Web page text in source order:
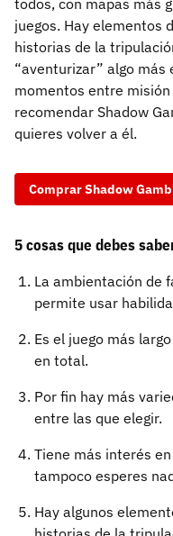
juegos. Hay elementos
historias de la
“aventurizar” algo
momentos entre
recomendar Shadow
quieres volver a él.
Comprar Shadow
5 cosas que debes
La ambientación de
permite usar
Es el juego más
en total.
Por fin hay más
entre las que elegir.
Tiene más interés
tampoco esperes
Hay algunos